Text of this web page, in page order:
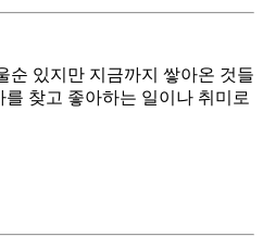
순 있지만 지금까지 쌓아온 것들
찾고 좋아하는 일이나 취미로